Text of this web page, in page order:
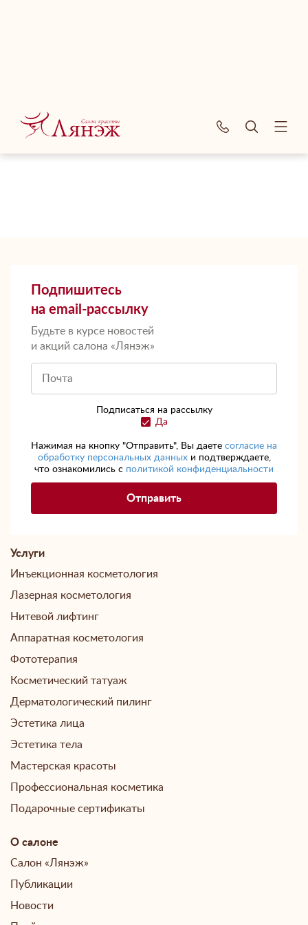
Подпишитесь
на email-рассылку
Будьте в курсе новостей
и акций салона «Лянэж»
Подписаться на рассылку
Да
Нажимая на кнопку "Отправить", Вы даете согласие на
обработку персональных данныхи подтверждаете,
что ознакомились с политикой конфиденциальности
Услуги
Инъекционная косметология
Лазерная косметология
Нитевой лифтинг
Аппаратная косметология
Фототерапия
Косметический татуаж
Дерматологический пилинг
Эстетика лица
Эстетика тела
Мастерская красоты
Профессиональная косметика
Подарочные сертификаты
О салоне
Салон «Лянэж»
Публикации
Новости